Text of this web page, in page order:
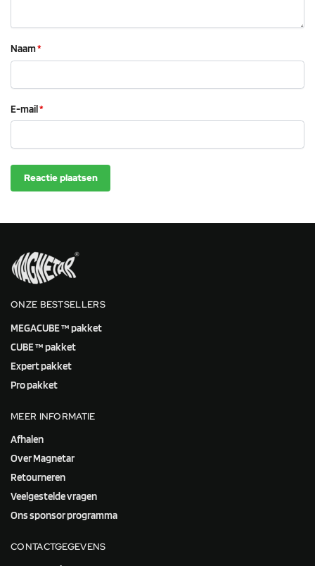
Naam*
E-mail*
ONZE BESTSELLERS
MEGACUBE ™ pakket
CUBE ™ pakket
Expert pakket
Pro pakket
MEER INFORMATIE
Afhalen
Over Magnetar
Retourneren
Veelgestelde vragen
Ons sponsor programma
CONTACTGEGEVENS